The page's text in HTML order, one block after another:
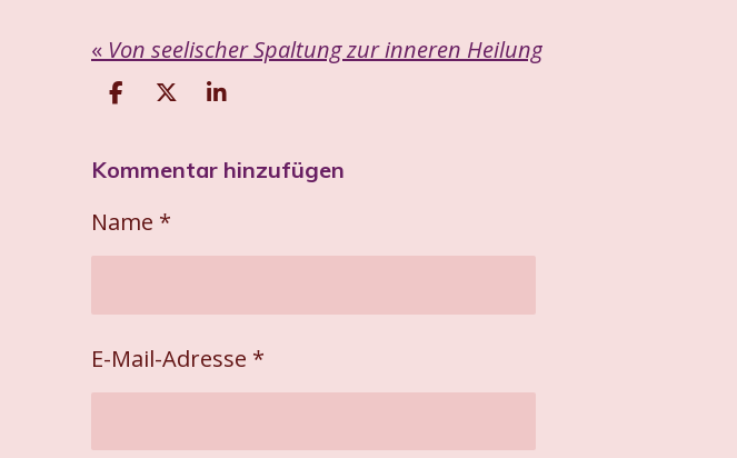
« Von seelischer Spaltung zur inneren Heilung
T
l
n
T
l
n
T
l
Kommentar hinzufügen
Name *
E-Mail-Adresse *